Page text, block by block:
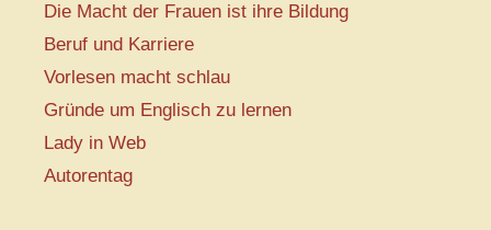
Die Macht der Frauen ist ihre Bildung
Beruf und Karriere
Vorlesen macht schlau
Gründe um Englisch zu lernen
Lady in Web
Autorentag